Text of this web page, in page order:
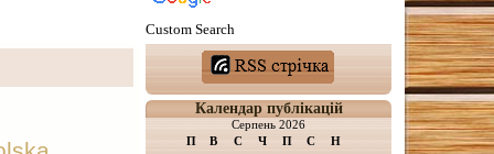
Custom Search
Календар публікацій
Серпень 2026
П
В С Ч П С
Н